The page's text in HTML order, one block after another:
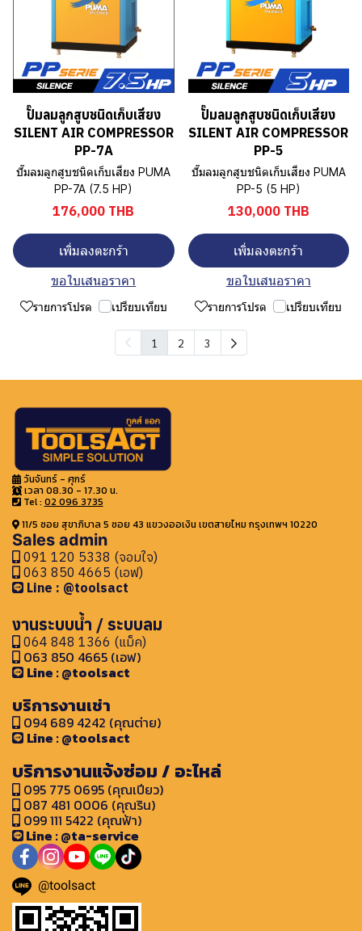
ปั๊มลมลูกสูบชนิดเก็บเสียง
SILENT AIR COMPRESSOR
PP-7A
ปั๊มลมลูกสูบชนิดเก็บเสียง PUMA
PP-7A (7.5 HP)
176,000 THB
เพิ่มลงตะกร้า
ขอใบเสนอราคา
รายการโปรด เปรียบเทียบ
ปั๊มลมลูกสูบชนิดเก็บเสียง
SILENT AIR COMPRESSOR
PP-5
ปั๊มลมลูกสูบชนิดเก็บเสียง PUMA
PP-5 (5 HP)
130,000 THB
เพิ่มลงตะกร้า
ขอใบเสนอราคา
รายการโปรด เปรียบเทียบ
1 2 3
วันจันทร์ - ศุกร์
เวลา 08.30 - 17.30 น.
Tel : 02 096 3735
11/5 ซอย สุขาภิบาล 5 ซอย 43 แขวงออเงิน เขตสายไหม กรุงเทพฯ 10220
Sales admin
091 120 5338 (จอมใจ)
063 850 4665 (เอฟ)
Line : @toolsact
งานระบบน้ำ / ระบบลม
064 848 1366 (แม็ค)
063 850 4665 (เอฟ)
Line : @toolsact
บริการงานเช่า
094 689 4242 (คุณต่าย)
Line : @toolsact
บริการงานแจ้งซ่อม / อะไหล่
095 775 0695 (คุณเปียว)
087 481 0006 (คุณริน)
099 111 5422 (คุณฟ้า)
Line : @ta-service
@toolsact